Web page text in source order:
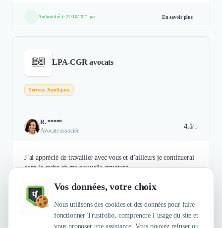
Vos données, votre choix
Nous utilisons des cookies et des données pour faire
fonctionner Trustfolio, comprendre l’usage du site et
vous proposer une assistance. Vous pouvez refuser ou
Authentifié le 27/10/2021 par En savoir plus
LPA-CGR avocats
Services Juridiques
R. *****
Avocate associée
4.5/5
J’ai apprécié de travailler avec vous et d’ailleurs je continuerai
dans le cadre de ma nouvelle structure.
Authentifié le 27/10/2021 par